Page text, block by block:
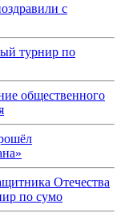
с
турнир по
общественного
Отечества
по сумо